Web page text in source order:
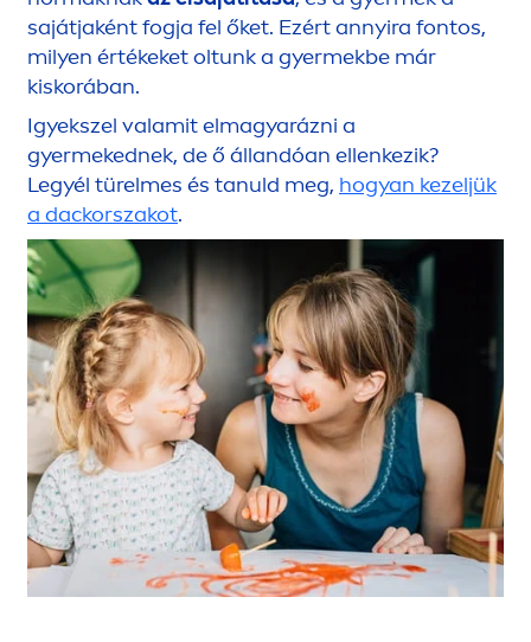
sajátjaként fogja fel őket. Ezért annyira fontos,
milyen értékeket oltunk a gyermekbe már
kiskorában.
Igyekszel valamit elmagyarázni a
gyermekednek, de ő állandóan ellenkezik?
Legyél türelmes és tanuld meg, hogyan kezeljük
a dackorszakot.